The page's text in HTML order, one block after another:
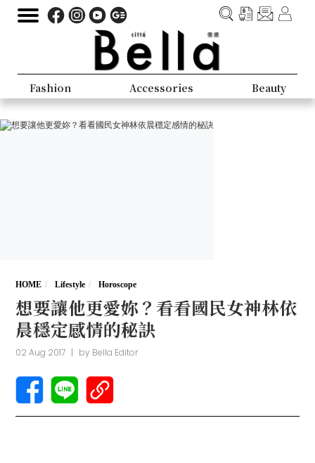
Fashion Accessories Beauty
HOME Lifestyle Horoscope
想要讓他更愛妳？看看國民女神林依
晨穩定感情的秘訣
02 Aug 2017 | by Bella Editor